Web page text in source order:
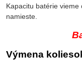
Kapacitu batérie
namieste.
Výmena